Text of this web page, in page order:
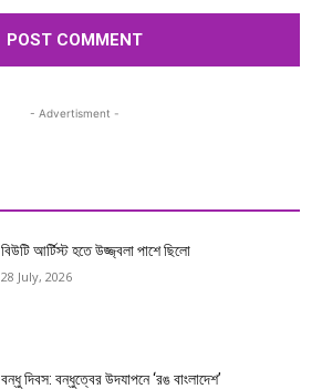
- Advertisment -
বিউটি আর্টিস্ট হতে উজ্জ্বলা পাশে ছিলো
28 July, 2026
বন্ধু দিবস: বন্ধুত্বের উদযাপনে ‘রঙ বাংলাদেশ’